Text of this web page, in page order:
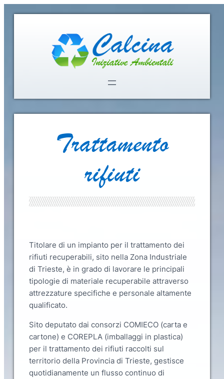
Trattamento
rifiuti
Titolare di un impianto per il trattamento dei
rifiuti recuperabili, sito nella Zona Industriale
di Trieste, è in grado di lavorare le principali
tipologie di materiale recuperabile attraverso
attrezzature specifiche e personale altamente
qualificato.
Sito deputato dai consorzi COMIECO (carta e
cartone) e COREPLA (imballaggi in plastica)
per il trattamento dei rifiuti raccolti sul
territorio della Provincia di Trieste, gestisce
quotidianamente un flusso continuo di